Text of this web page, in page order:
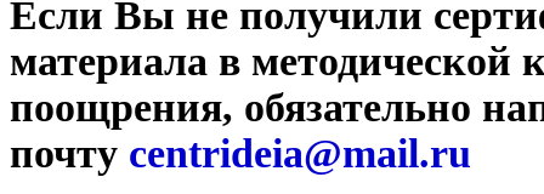
Если Вы не получили
материала в методической
поощрения, обязательно
почту centrideia@mail.ru